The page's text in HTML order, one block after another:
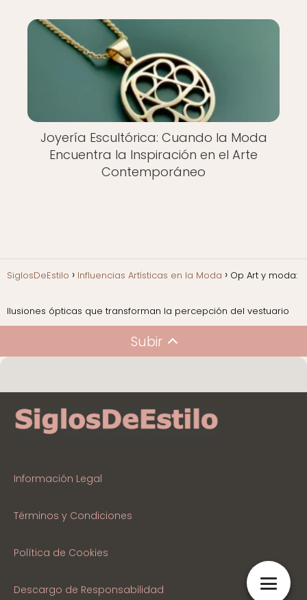
Joyería Escultórica: Cuando la Moda
Encuentra la Inspiración en el Arte
Contemporáneo
SiglosDeEstilo Influencias Artísticas en la Moda Op Art y moda:
Ilusiones ópticas que transforman la percepción del vestuario
Subir
Información Legal
Términos y Condiciones
Política de Cookies
Descargo de Responsabilidad